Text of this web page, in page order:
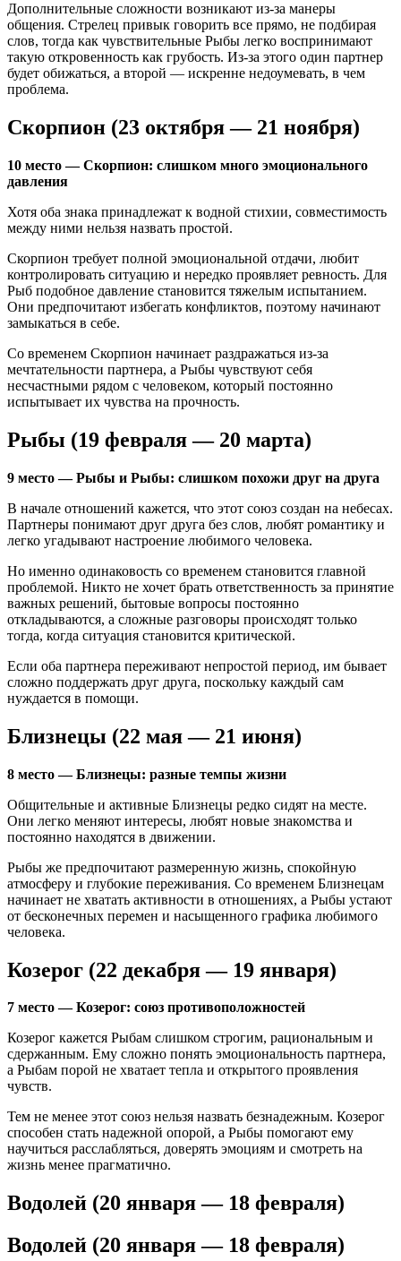
Дополнительные сложности возникают из-за манеры
общения. Стрелец привык говорить все прямо, не подбирая
слов, тогда как чувствительные Рыбы легко воспринимают
такую откровенность как грубость. Из-за этого один партнер
будет обижаться, а второй — искренне недоумевать, в чем
проблема.
Скорпион (23 октября — 21 ноября)
10 место — Скорпион: слишком много эмоционального
давления
Хотя оба знака принадлежат к водной стихии, совместимость
между ними нельзя назвать простой.
Скорпион требует полной эмоциональной отдачи, любит
контролировать ситуацию и нередко проявляет ревность. Для
Рыб подобное давление становится тяжелым испытанием.
Они предпочитают избегать конфликтов, поэтому начинают
замыкаться в себе.
Со временем Скорпион начинает раздражаться из-за
мечтательности партнера, а Рыбы чувствуют себя
несчастными рядом с человеком, который постоянно
испытывает их чувства на прочность.
Рыбы (19 февраля — 20 марта)
9 место — Рыбы и Рыбы: слишком похожи друг на друга
В начале отношений кажется, что этот союз создан на небесах.
Партнеры понимают друг друга без слов, любят романтику и
легко угадывают настроение любимого человека.
Но именно одинаковость со временем становится главной
проблемой. Никто не хочет брать ответственность за принятие
важных решений, бытовые вопросы постоянно
откладываются, а сложные разговоры происходят только
тогда, когда ситуация становится критической.
Если оба партнера переживают непростой период, им бывает
сложно поддержать друг друга, поскольку каждый сам
нуждается в помощи.
Близнецы (22 мая — 21 июня)
8 место — Близнецы: разные темпы жизни
Общительные и активные Близнецы редко сидят на месте.
Они легко меняют интересы, любят новые знакомства и
постоянно находятся в движении.
Рыбы же предпочитают размеренную жизнь, спокойную
атмосферу и глубокие переживания. Со временем Близнецам
начинает не хватать активности в отношениях, а Рыбы устают
от бесконечных перемен и насыщенного графика любимого
человека.
Козерог (22 декабря — 19 января)
7 место — Козерог: союз противоположностей
Козерог кажется Рыбам слишком строгим, рациональным и
сдержанным. Ему сложно понять эмоциональность партнера,
а Рыбам порой не хватает тепла и открытого проявления
чувств.
Тем не менее этот союз нельзя назвать безнадежным. Козерог
способен стать надежной опорой, а Рыбы помогают ему
научиться расслабляться, доверять эмоциям и смотреть на
жизнь менее прагматично.
Водолей (20 января — 18 февраля)
Водолей (20 января — 18 февраля)